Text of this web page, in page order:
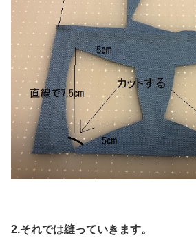
2.それでは縫っていきます。